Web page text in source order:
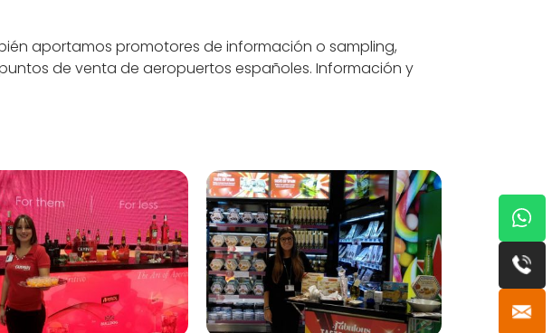
aportamos promotores de información o sampling,
de venta de aeropuertos españoles. Información y